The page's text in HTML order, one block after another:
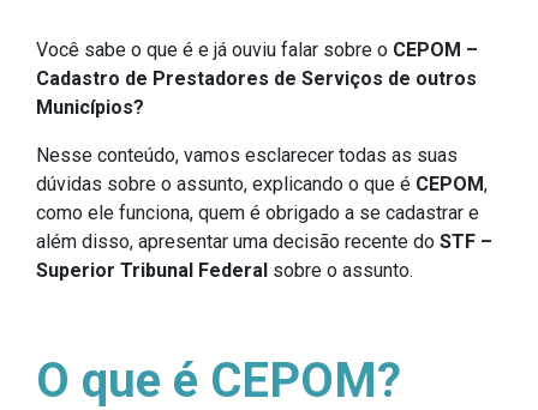
Você sabe o que é e já ouviu falar sobre o CEPOM –
Cadastro de Prestadores de Serviços de outros
Municípios?
Nesse conteúdo, vamos esclarecer todas as suas
dúvidas sobre o assunto, explicando o que é CEPOM,
como ele funciona, quem é obrigado a se cadastrar e
além disso, apresentar uma decisão recente do STF –
Superior Tribunal Federal sobre o assunto.
O que é CEPOM?